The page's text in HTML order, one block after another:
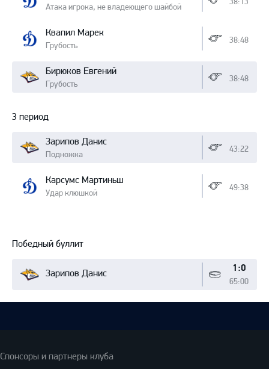
Атака игрока, не владеющего шайбой
Квапил Марек
Грубость
38:48
Бирюков Евгений
Грубость
38:48
3 период
Зарипов Данис
Подножка
43:22
Карсумс Мартиньш
Удар клюшкой
49:38
Победный буллит
Зарипов Данис 1:0
65:00
Спонсоры и партнеры клуба